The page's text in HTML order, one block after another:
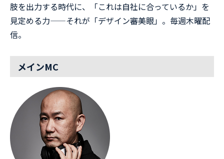
肢を出力する時代に、「これは自社に合っているか」を
見定める力——それが「デザイン審美眼」。毎週木曜配
信。
メインMC